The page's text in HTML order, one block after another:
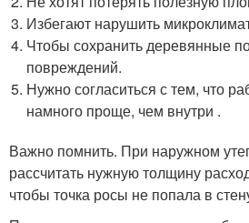
Избегают нарушить
Чтобы сохранить деревянные
повреждений.
Нужно согласиться с тем, что
намного проще, чем внутри .
Важно помнить. При наружном
рассчитать нужную толщину
чтобы точка росы не попала в